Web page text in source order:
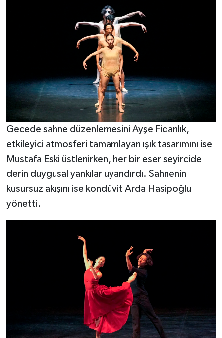
Gecede sahne düzenlemesini Ayşe Fidanlık,
etkileyici atmosferi tamamlayan ışık tasarımını ise
Mustafa Eski üstlenirken, her bir eser seyircide
derin duygusal yankılar uyandırdı. Sahnenin
kusursuz akışını ise kondüvit Arda Hasipoğlu
yönetti.